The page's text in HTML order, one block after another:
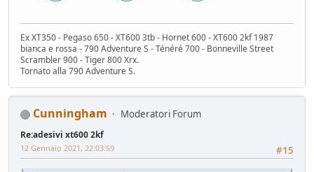
Ex XT350 - Pegaso 650 - XT600 3tb - Hornet 600 - XT600 2kf 1987
bianca e rossa - 790 Adventure S - Ténéré 700 - Bonneville Street
Scrambler 900 - Tiger 800 Xrx.
Tornato alla 790 Adventure S.
Cunningham Moderatori Forum
Re:adesivi xt600 2kf
#15
12 Gennaio 2021, 22:03:59